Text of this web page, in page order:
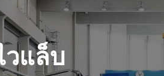
วแล็บ